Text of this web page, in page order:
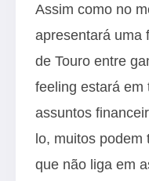
Assim como no
apresentará uma
de Touro entre
feeling estará em
assuntos
lo, muitos podem
que não liga em